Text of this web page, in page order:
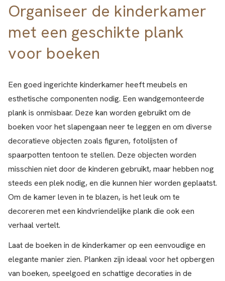
Organiseer de kinderkamer
met een geschikte plank
voor boeken
Een goed ingerichte kinderkamer heeft meubels en
esthetische componenten nodig. Een wandgemonteerde
plank is onmisbaar. Deze kan worden gebruikt om de
boeken voor het slapengaan neer te leggen en om diverse
decoratieve objecten zoals figuren, fotolijsten of
spaarpotten tentoon te stellen. Deze objecten worden
misschien niet door de kinderen gebruikt, maar hebben nog
steeds een plek nodig, en die kunnen hier worden geplaatst.
Om de kamer leven in te blazen, is het leuk om te
decoreren met een kindvriendelijke plank die ook een
verhaal vertelt.
Laat de boeken in de kinderkamer op een eenvoudige en
elegante manier zien. Planken zijn ideaal voor het opbergen
van boeken, speelgoed en schattige decoraties in de